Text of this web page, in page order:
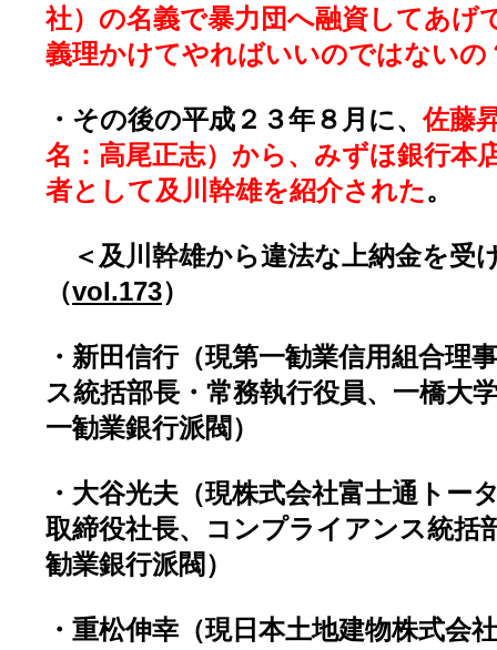
社）の名義で暴力団へ融資してあげ
義理かけてやればいいのではないの
・その後の平成２３年８月に、佐藤
名：高尾正志）から、みずほ銀行本
者として及川幹雄を紹介された。
＜及川幹雄から違法な上納金を受
（vol.173）
・新田信行（現第一勧業信用組合理
ス統括部長・常務執行役員、一橋大
一勧業銀行派閥）
・大谷光夫（現株式会社富士通トー
取締役社長、コンプライアンス統括
勧業銀行派閥）
・重松伸幸（現日本土地建物株式会